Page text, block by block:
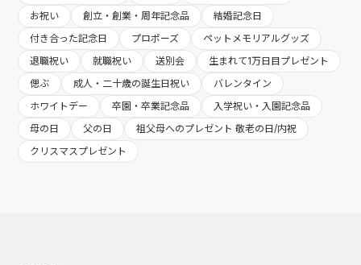
お祝い
創立・創業・周年記念品
結婚記念日
付き合った記念日
プロポーズ
ペットメモリアルグッズ
退職祝い
就職祝い 送別会
生まれて1万日目プレゼント
偲ぶ
成人・二十歳の誕生日祝い
バレンタイン
ホワイトデー
卒園・卒業記念品
入学祝い・入園記念品
母の日
父の日
祖父母へのプレゼント 敬老の日/内祝
クリスマスプレゼント